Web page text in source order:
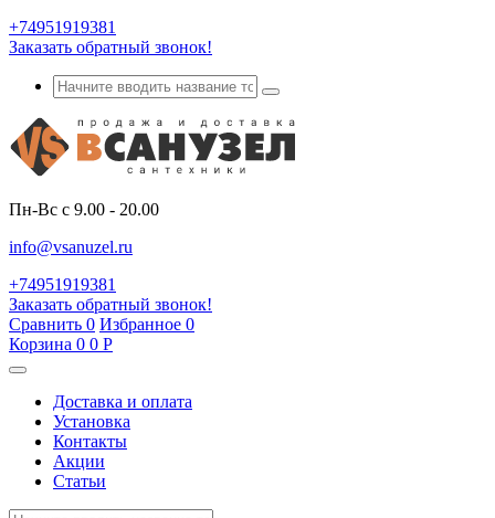
+74951919381
Заказать обратный звонок!
Пн-Вс с 9.00 - 20.00
info@vsanuzel.ru
+74951919381
Заказать обратный звонок!
Сравнить 0 Избранное 0
Корзина 0 0 Р
Доставка и оплата
Установка
Контакты
Акции
Статьи